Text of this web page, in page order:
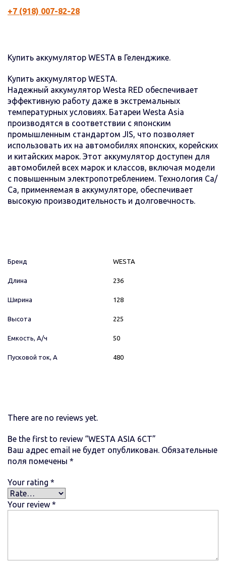
+7 (918) 007-82-28
Купить аккумулятор WESTA в Геленджике.
Купить аккумулятор WESTA.
Надежный аккумулятор Westa RED обеспечивает
эффективную работу даже в экстремальных
температурных условиях. Батареи Westa Asia
производятся в соответствии с японским
промышленным стандартом JIS, что позволяет
использовать их на автомобилях японских, корейских
и китайских марок. Этот аккумулятор доступен для
автомобилей всех марок и классов, включая модели
с повышенным электропотреблением. Технология Са/
Са, применяемая в аккумуляторе, обеспечивает
высокую производительность и долговечность.
Бренд WESTA
Длина 236
Ширина 128
Высота 225
Емкость, А/ч 50
Пусковой ток, А 480
There are no reviews yet.
Be the first to review “WESTA ASIA 6СТ”
Ваш адрес email не будет опубликован. Обязательные
поля помечены *
Your rating *
Your review *